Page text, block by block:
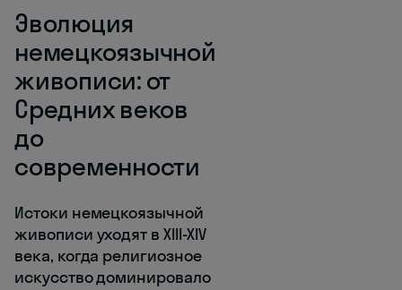
Эволюция
немецкоязычной
живописи: от
Средних веков
до
современности
Истоки немецкоязычной
живописи уходят в XIII-XIV
века, когда религиозное
искусство доминировало